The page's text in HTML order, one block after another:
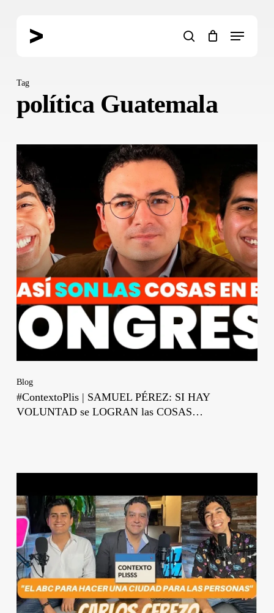
search
Menu
Tag
política Guatemala
Blog
#ContextoPlis | SAMUEL PÉREZ: SI HAY
VOLUNTAD se LOGRAN las COSAS…